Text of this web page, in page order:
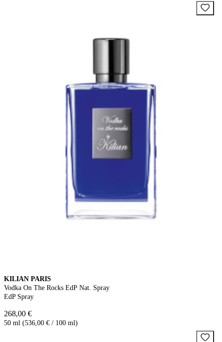
KILIAN PARIS
Vodka On The Rocks EdP Nat. Spray
EdP Spray
268,00 €
50 ml (536,00 € / 100 ml)